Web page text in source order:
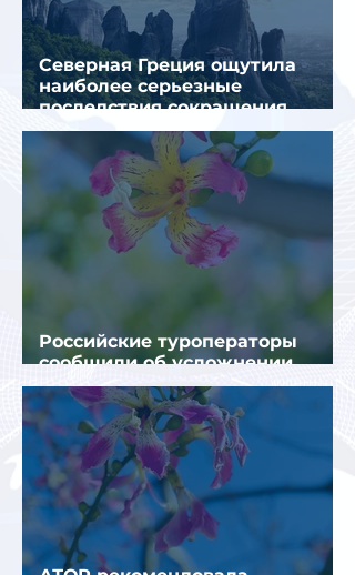
Северная Греция ощутила
наиболее серьезные
последствия сокращения
турпотока из России
Российские туроператоры
сообщили об усложнении
получения виз в Грецию